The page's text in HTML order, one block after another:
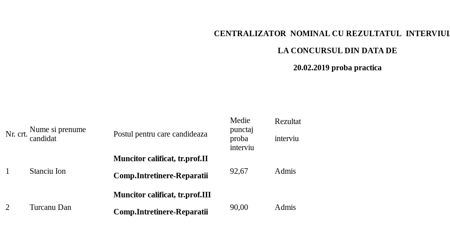
CENTRALIZATOR NOMINAL CU REZULTATUL
LA CONCURSUL DIN DATA DE
20.02.2019 proba practica
Nr. crt.
Nume si prenume
candidat
Postul pentru care candideaza
Medie
punctaj
proba
interviu
Rezultat
interviu
1 Stanciu Ion
Muncitor calificat, tr.prof.II
Comp.Intretinere-Reparatii
92,67 Admis
2 Turcanu Dan
Muncitor calificat, tr.prof.III
Comp.Intretinere-Reparatii
90,00 Admis